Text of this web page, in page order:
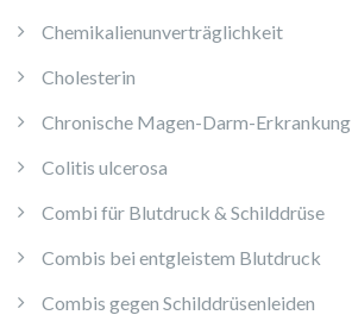
Chemikalienunverträglichkeit
Cholesterin
Chronische Magen-Darm-Erkrankung
Colitis ulcerosa
Combi für Blutdruck & Schilddrüse
Combis bei entgleistem Blutdruck
Combis gegen Schilddrüsenleiden